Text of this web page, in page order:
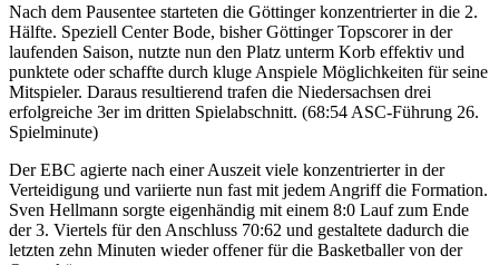
Nach dem Pausentee starteten die Göttinger konzentrierter in die 2.
Hälfte. Speziell Center Bode, bisher Göttinger Topscorer in der
laufenden Saison, nutzte nun den Platz unterm Korb effektiv und
punktete oder schaffte durch kluge Anspiele Möglichkeiten für seine
Mitspieler. Daraus resultierend trafen die Niedersachsen drei
erfolgreiche 3er im dritten Spielabschnitt. (68:54 ASC-Führung 26.
Spielminute)
Der EBC agierte nach einer Auszeit viele konzentrierter in der
Verteidigung und variierte nun fast mit jedem Angriff die Formation.
Sven Hellmann sorgte eigenhändig mit einem 8:0 Lauf zum Ende
der 3. Viertels für den Anschluss 70:62 und gestaltete dadurch die
letzten zehn Minuten wieder offener für die Basketballer von der